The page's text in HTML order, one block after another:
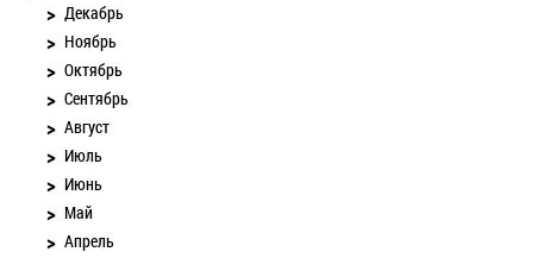
Декабрь
Ноябрь
Октябрь
Сентябрь
Август
Июль
Июнь
Май
Апрель